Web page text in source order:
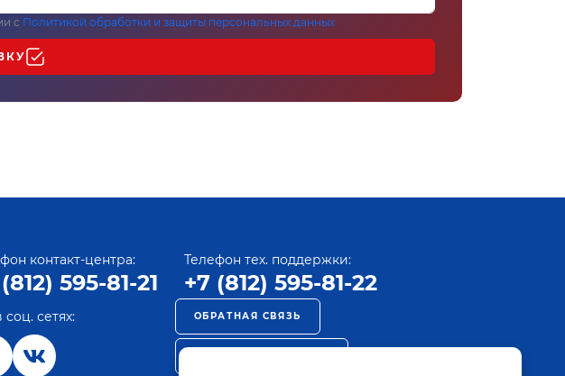
с Политикой обработки и защиты персональных данных
контакт-центра:
595-81-21
Телефон тех. поддержки:
+7 (812) 595-81-22
сетях: ОБРАТНАЯ СВЯЗЬ